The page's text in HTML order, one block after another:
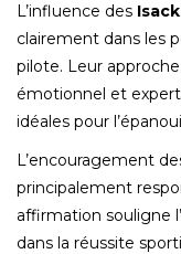
L’influence des
clairement dans les
pilote. Leur
émotionnel et
idéales pour
L’encouragement
principalement
affirmation souligne
dans la réussite